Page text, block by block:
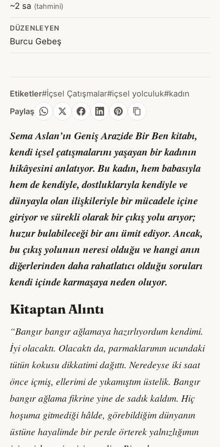
~2 sa (tahmini)
DÜZENLEYEN
Burcu Gebeş
Etiketler#İçsel Çatışmalar#içsel yolculuk#kadın
Paylaş
Sema Aslan’ın Geniş Arazide Bir Ben kitabı,
kendi içsel çatışmalarını yaşayan bir kadının
hikâyesini anlatıyor. Bu kadın, hem babasıyla
hem de kendiyle, dostluklarıyla kendiyle ve
dünyayla olan ilişkileriyle bir mücadele içine
giriyor ve sürekli olarak bir çıkış yolu arıyor;
huzur bulabileceği bir anı ümit ediyor. Ancak,
bu çıkış yolunun neresi olduğu ve hangi anın
diğerlerinden daha rahatlatıcı olduğu soruları
kendi içinde karmaşaya neden oluyor.
Kitaptan Alıntı
“Bangır bangır ağlamaya hazırlıyordum kendimi.
İyi olacaktı. Olacaktı da, parmaklarımın ucundaki
tütün kokusu dikkatimi dağıttı. Neredeyse iki saat
önce içmiş, ellerimi de yıkamıştım üstelik. Bangır
bangır ağlama fikrine yine de sadık kaldım. Hiç
hoşuma gitmediği hâlde, görebildiğim dünyanın
üstüne hayalimde bir perde örterek yalnızlığımın